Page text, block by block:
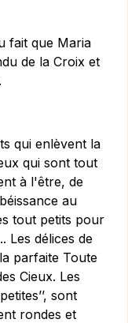
fait que Maria
de la Croix et
qui enlèvent la
qui sont tout
à l'être, de
au
tout petits pour
Les délices de
parfaite Toute
Cieux. Les
sont
rondes et